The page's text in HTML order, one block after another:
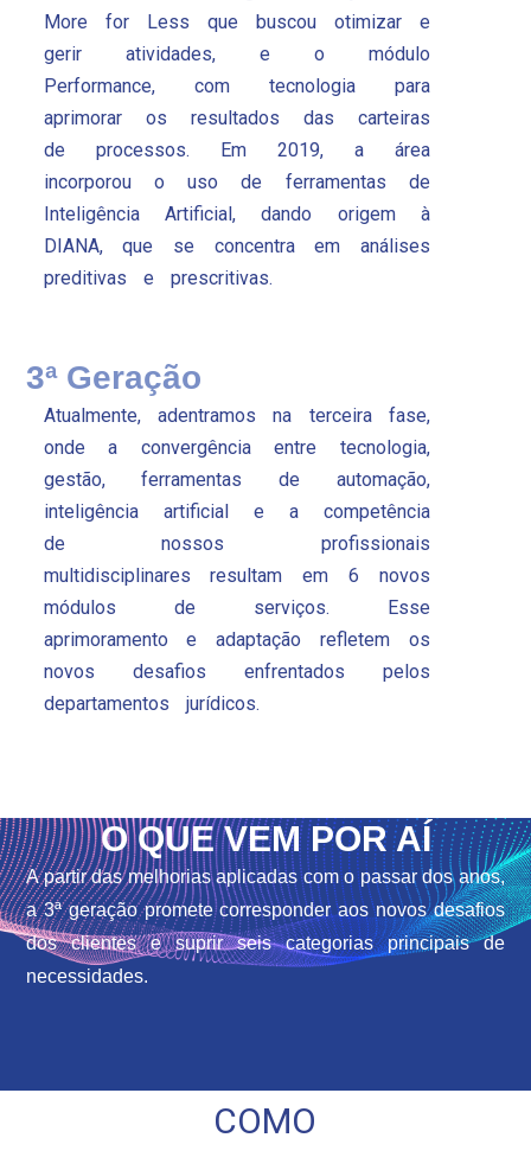
More for Less que buscou otimizar e
gerir atividades, e o módulo
Performance, com tecnologia para
aprimorar os resultados das carteiras
de processos. Em 2019, a área
incorporou o uso de ferramentas de
Inteligência Artificial, dando origem à
DIANA, que se concentra em análises
preditivas e prescritivas.
3ª Geração
Atualmente, adentramos na terceira fase,
onde a convergência entre tecnologia,
gestão, ferramentas de automação,
inteligência artificial e a competência
de nossos profissionais
multidisciplinares resultam em 6 novos
módulos de serviços. Esse
aprimoramento e adaptação refletem os
novos desafios enfrentados pelos
departamentos jurídicos.
O QUE VEM POR AÍ
A partir das melhorias aplicadas com o passar dos anos,
a 3ª geração promete corresponder aos novos desafios
dos clientes e suprir seis categorias principais de
necessidades.
COMO